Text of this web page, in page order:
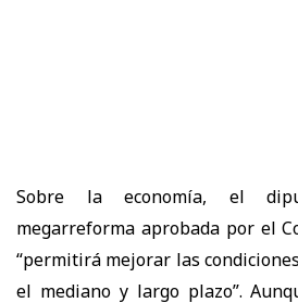
Sobre la economía, el
megarreforma aprobada por el
“permitirá mejorar las
el mediano y largo plazo”.